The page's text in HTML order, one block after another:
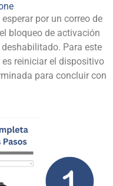
por un correo de
bloqueo de activación
Para este
reiniciar el dispositivo
para concluir con